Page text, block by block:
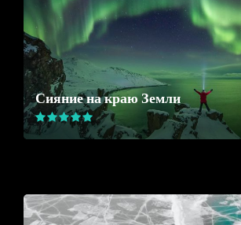
Сияние на краю Земли